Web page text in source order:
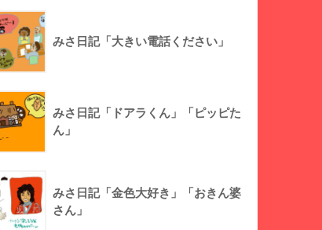
みさ日記「大きい電話ください」
みさ日記「ドアラくん」「ピッピた
ん」
みさ日記「金色大好き」「おきん婆
さん」